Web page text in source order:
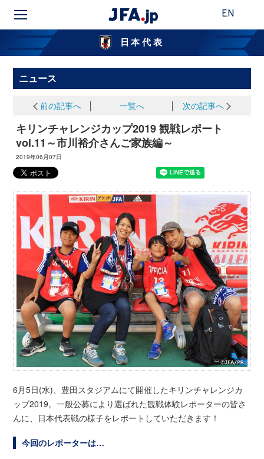
EN
日本代表
ニュース
前の記事へ 一覧へ 次の記事へ
キリンチャレンジカップ2019 観戦レポート
vol.11～市川裕介さんご家族編～
2019年06月07日
6月5日(水)、豊田スタジアムにて開催したキリンチャレンジカ
ップ2019。一般公募により選ばれた観戦体験レポーターの皆さ
んに、日本代表戦の様子をレポートしていただきます！
今回のレポーターは…